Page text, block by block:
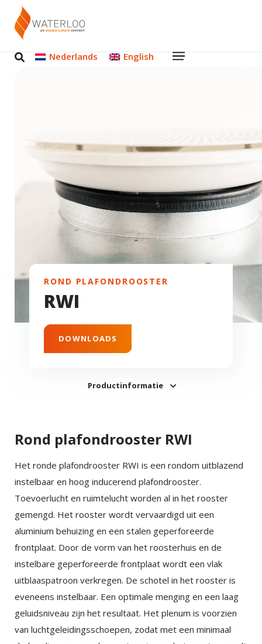
Nederlands English
ROND PLAFONDROOSTER
RWI
DOWNLOADS
Productinformatie
Rond plafondrooster RWI
Het ronde plafondrooster RWI is een rondom uitblazend
instelbaar en hoog inducerend plafondrooster.
Toevoerlucht en ruimtelucht worden al in het rooster
gemengd. Het rooster wordt vervaardigd uit een
aluminium behuizing en een stalen geperforeerde
frontplaat. Door de vorm van het roosterhuis en de
instelbare geperforeerde frontplaat wordt een vlak
uitblaaspatroon verkregen. De schotel in het rooster is
eveneens instelbaar. Een optimale menging en een laag
geluidsniveau zijn het resultaat. Het plenum is voorzien
van luchtgeleidingsschoepen, zodat met een minimaal